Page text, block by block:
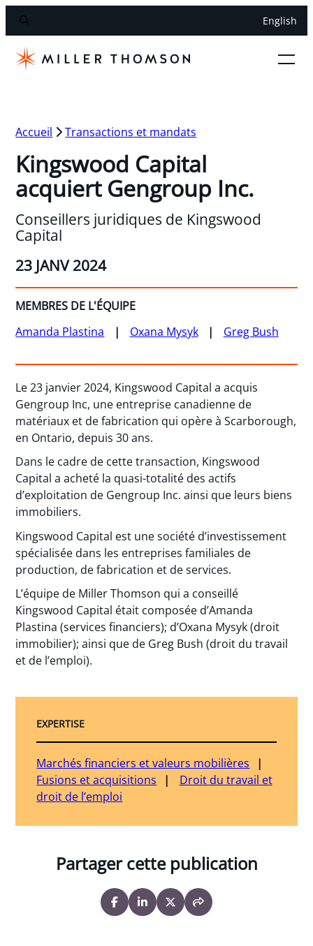
English
Accueil Transactions et mandats
Kingswood Capital
acquiert Gengroup Inc.
Conseillers juridiques de Kingswood
Capital
23 JANV 2024
MEMBRES DE L'ÉQUIPE
Amanda Plastina
Oxana Mysyk Greg Bush
Le 23 janvier 2024, Kingswood Capital a acquis
Gengroup Inc, une entreprise canadienne de
matériaux et de fabrication qui opère à Scarborough,
en Ontario, depuis 30 ans.
Dans le cadre de cette transaction, Kingswood
Capital a acheté la quasi-totalité des actifs
d’exploitation de Gengroup Inc. ainsi que leurs biens
immobiliers.
Kingswood Capital est une société d’investissement
spécialisée dans les entreprises familiales de
production, de fabrication et de services.
L’équipe de Miller Thomson qui a conseillé
Kingswood Capital était composée d’Amanda
Plastina (services financiers); d’Oxana Mysyk (droit
immobilier); ainsi que de Greg Bush (droit du travail
et de l’emploi).
EXPERTISE
Marchés financiers et valeurs mobilières
Fusions et acquisitions
Droit du travail et
droit de l’emploi
Partager cette publication